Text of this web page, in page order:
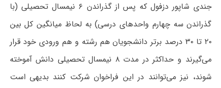
جندی شاپور دزفول که پس از گذراندن ۶ نیمسال تحصیلی (با
گذراندن سه چهارم واحدهای درسی) به لحاظ میانگین کل بین
۲۰ تا ۳۰ درصد برتر دانشجویان هم رشته و هم ورودی خود قرار
می‌گیرند و حداکثر در مدت ۸ نیمسال تحصیلی دانش آموخته
شوند، نیز می‌توانند در این فراخوان شرکت کنند بدیهی است